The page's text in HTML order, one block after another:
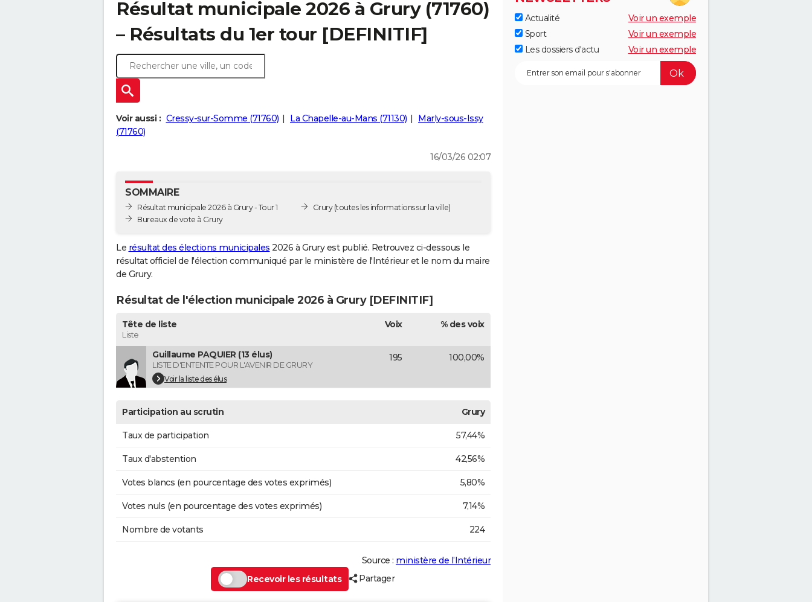
Résultat municipale 2026 à Grury (71760)
– Résultats du 1er tour [DEFINITIF]
Voir aussi : Cressy-sur-Somme (71760) La Chapelle-au-Mans (71130)
Marly-sous-Issy
(71760)
16/03/26 02:07
SOMMAIRE
Résultat municipale 2026 à Grury - Tour 1
Bureaux de vote à Grury
Grury(toutes les informations sur la ville)
Le résultat des élections municipales 2026 à Grury est publié. Retrouvez ci-dessous le
résultat officiel de l'élection communiqué par le ministère de l'Intérieur et le nom du maire
de Grury.
Résultat de l'élection municipale 2026 à Grury [DEFINITIF]
Tête de liste
Liste
Voix % des voix
Guillaume PAQUIER (13 élus)
LISTE D'ENTENTE POUR L'AVENIR DE GRURY
Voir la liste des élus
195 100,00%
Participation au scrutin Grury
Taux de participation 57,44%
Taux d'abstention 42,56%
Votes blancs (en pourcentage des votes exprimés) 5,80%
Votes nuls (en pourcentage des votes exprimés) 7,14%
Nombre de votants 224
Source : ministère de l’Intérieur
Recevoir les résultats
Partager
Actualité
Voir un exemple
Sport
Voir un exemple
Les dossiers d'actu
Voir un exemple